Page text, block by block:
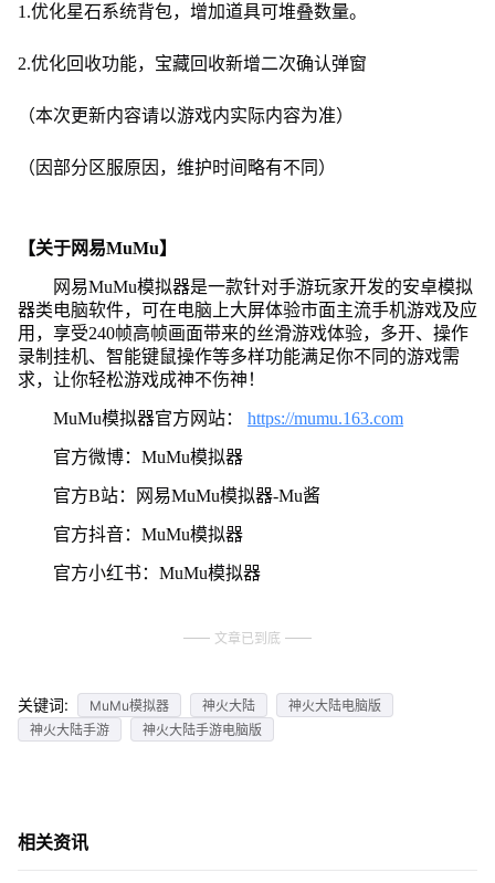
1.优化星石系统背包，增加道具可堆叠数量。
2.优化回收功能，宝藏回收新增二次确认弹窗
（本次更新内容请以游戏内实际内容为准）
（因部分区服原因，维护时间略有不同）
【关于网易MuMu】
网易MuMu模拟器是一款针对手游玩家开发的安卓模拟
器类电脑软件，可在电脑上大屏体验市面主流手机游戏及应
用，享受240帧高帧画面带来的丝滑游戏体验，多开、操作
录制挂机、智能键鼠操作等多样功能满足你不同的游戏需
求，让你轻松游戏成神不伤神！
MuMu模拟器官方网站： https://mumu.163.com
官方微博：MuMu模拟器
官方B站：网易MuMu模拟器-Mu酱
官方抖音：MuMu模拟器
官方小红书：MuMu模拟器
文章已到底
关键词: MuMu模拟器 神火大陆
神火大陆电脑版
神火大陆手游
神火大陆手游电脑版
相关资讯